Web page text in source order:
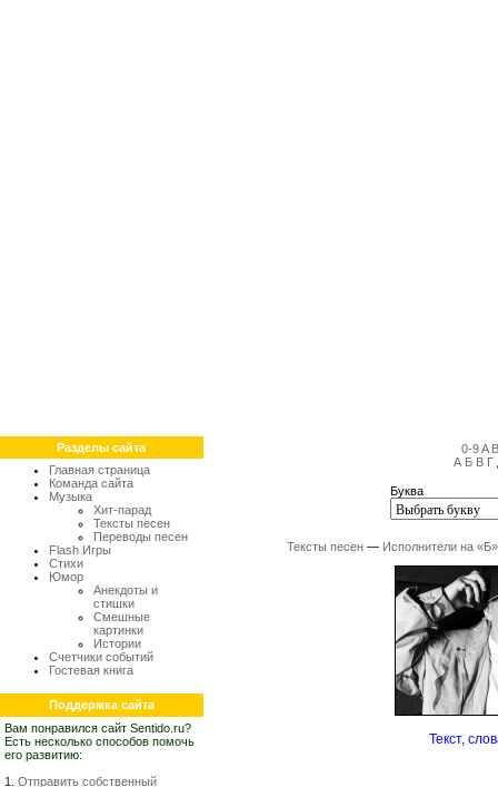
Разделы сайта
Главная страница
Команда сайта
Музыка
Хит-парад
Тексты песен
Переводы песен
Flash Игры
Стихи
Юмор
Анекдоты и
стишки
Смешные
картинки
Истории
Счетчики событий
Гостевая книга
Поддержка сайта
Вам понравился сайт Sentido.ru?
Есть несколько способов помочь
его развитию:
1. Отправить собственный
0-9 A
А Б В Г
Буква
Тексты песен — Исполнители на «Б»
Текст,